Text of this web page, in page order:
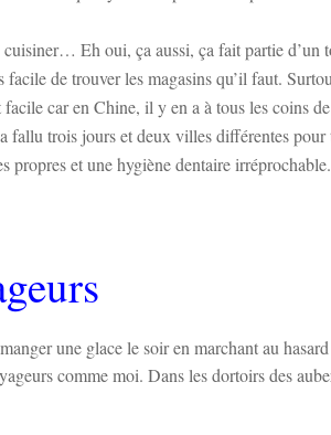
Eh oui, ça aussi, ça fait partie d’un
de trouver les magasins qu’il faut.
car en Chine, il y en a à tous les coins
fallu trois jours et deux villes différentes pour
propres et une hygiène dentaire irréprochable.
une glace le soir en marchant au
comme moi. Dans les dortoirs des